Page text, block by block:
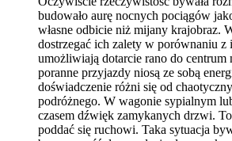
budowało aurę nocnych pociągów
własne odbicie niż mijany krajobraz.
dostrzegać ich zalety w porównaniu
umożliwiają dotarcie rano do
poranne przyjazdy niosą ze sobą
doświadczenie różni się od
podróżnego. W wagonie sypialnym
czasem dźwięk zamykanych drzwi.
poddać się ruchowi. Taka sytuacja